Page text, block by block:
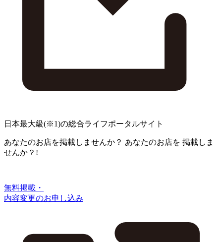
日本最大級(※1)の総合ライフポータルサイト
あなたのお店を掲載しませんか？ あなたのお店を 掲載しま
せんか？!
無料掲載・
内容変更のお申し込み